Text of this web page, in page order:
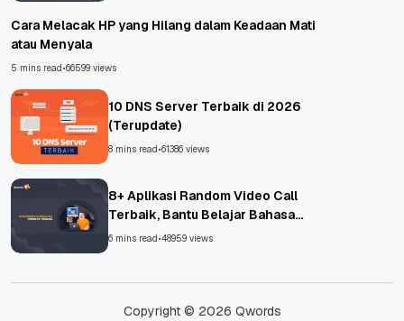
Cara Melacak HP yang Hilang dalam Keadaan Mati
atau Menyala
5 mins read•66599 views
10 DNS Server Terbaik di 2026
(Terupdate)
8 mins read•61386 views
8+ Aplikasi Random Video Call
Terbaik, Bantu Belajar Bahasa
Asing!
6 mins read•48959 views
Copyright © 2026 Qwords